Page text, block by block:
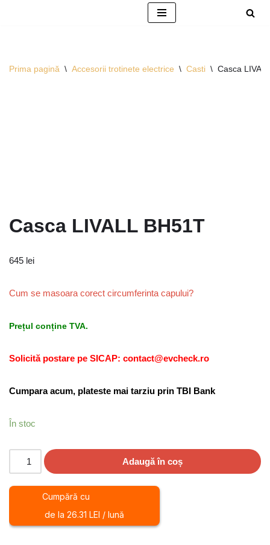
Prima pagină \ Accesorii trotinete electrice \ Casti \ Casca
Casca LIVALL BH51T
645 lei
Cum se masoara corect circumferinta capului?
Prețul conține TVA.
Solicită postare pe SICAP: contact@evcheck.ro
Cumpara acum, plateste mai tarziu prin TBI Bank
În stoc
Adaugă în coș
Cumpără cu
de la 26.31 LEI / lună